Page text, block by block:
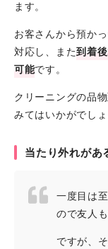
ます。
お客さんから預か
対応し、また到着
可能です。
クリーニングの品
みてはいかがでしょ
当たり外れがあ
一度目は
ので友人
ですが、